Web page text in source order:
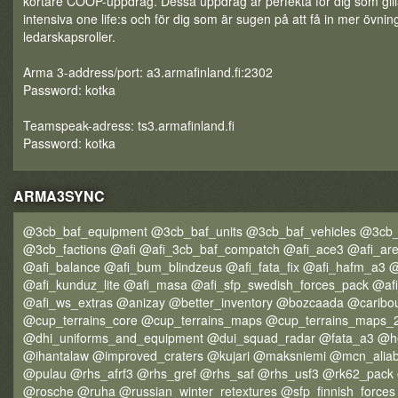
intensiva one life:s och för dig som är sugen på att få in mer
ledarskapsroller.
Arma 3-address/port: a3.armafinland.fi:2302
Password: kotka
Teamspeak-adress: ts3.armafinland.fi
Password: kotka
ARMA3SYNC
@3cb_baf_equipment @3cb_baf_units @3cb_baf_vehicles
@3cb_factions @afi @afi_3cb_baf_compatch @afi_ace3
@afi_balance @afi_bum_blindzeus @afi_fata_fix @afi_hafm_a3
@afi_kunduz_lite @afi_masa @afi_sfp_swedish_forces_pack
@afi_ws_extras @anizay @better_inventory @bozcaada
@cup_terrains_core @cup_terrains_maps
@dhi_uniforms_and_equipment @dui_squad_radar @fata_a3
@ihantalaw @improved_craters @kujari @maksniemi
@pulau @rhs_afrf3 @rhs_gref @rhs_saf @rhs_usf3
@rosche @ruha @russian_winter_retextures